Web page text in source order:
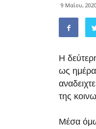
9 Μαΐου, 2020
Η
ως ημέρα
της
Μέσα